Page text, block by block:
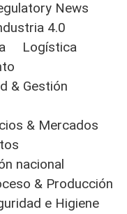
News
4.0
Logística
& Gestión
& Mercados
nacional
& Producción
e Higiene